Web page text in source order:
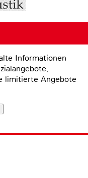
Informationen
limitierte Angebote